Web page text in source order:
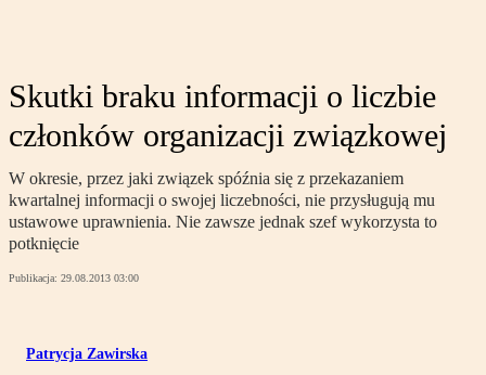
Skutki braku informacji o liczbie
członków organizacji związkowej
W okresie, przez jaki związek spóźnia się z przekazaniem
kwartalnej informacji o swojej liczebności, nie przysługują mu
ustawowe uprawnienia. Nie zawsze jednak szef wykorzysta to
potknięcie
Publikacja: 29.08.2013 03:00
Patrycja Zawirska